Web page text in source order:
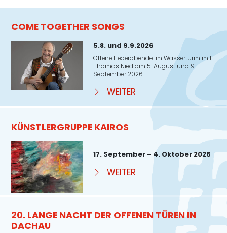
COME TOGETHER SONGS
5.8. und 9.9.2026
Offene Liederabende im Wasserturm mit
Thomas Nied am 5. August und 9.
September 2026
WEITER
KÜNSTLERGRUPPE KAIROS
17. September – 4. Oktober 2026
WEITER
20. LANGE NACHT DER OFFENEN TÜREN IN
DACHAU